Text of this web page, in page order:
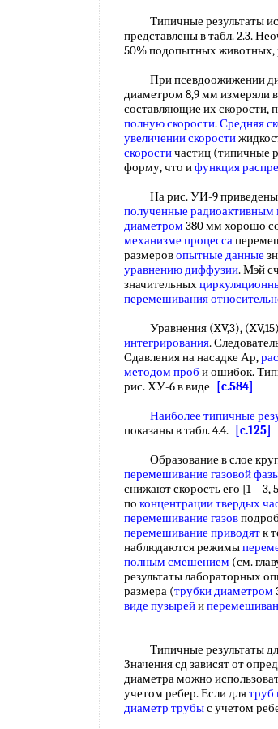
Типичные результаты
представлены в табл. 2.3.
50% подопытных животных,
При псевдоожижении
диаметром 8,9 мм измеряли
составляющие их скорости,
полную скорости.Средняя
увеличении скорости
скоростичастиц (типичные
форму, что ифункция
На рис. УИ-9 приведены
полученные радиоактивным
диаметром 380 мм хорошо
механизме процесса
размеровопытные данные
уравнению диффузии. Мэй
значительных
перемешивания
Уравнения (XV,3),
интегрирования.
Сдавления на насадке Ар,
методом проб и ошибок.
рис. ХУ-6 в виде
[c.584]
Наиболее типичные
показаны в табл. 4.4.
[c.125]
Образование в слое
перемешивание газовой
снижают скорость его [1—3,
по концентрации твердых
перемешивание газов
перемешивание приводятк
наблюдаются режимы
полным смешением (см.
результаты лабораторных
размера (трубки диаметром
виде пузырейи
Типичные результаты
Значения сд зависят от
диаметра можно
учетом ребер. Если длятруб
диаметр трубыс учетом